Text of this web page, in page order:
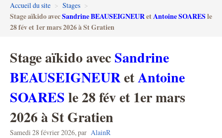
FFAB95
Aïkido enfants & ados
Inscription DAN en ligne
Passage de grades DAN
Accueil du site > Stages >
Stage aïkido avecSandrine BEAUSEIGNEURetAntoine SOARESle
28 fév et 1er mars 2026 à St Gratien
Stage aïkido avecSandrine
BEAUSEIGNEURetAntoine
SOARESle 28 fév et 1er mars
2026 à St Gratien
Samedi 28 février 2026,par AlainR